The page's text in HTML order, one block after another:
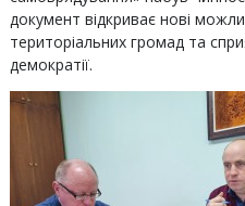
документ відкриває нові
територіальних громад та
демократії.